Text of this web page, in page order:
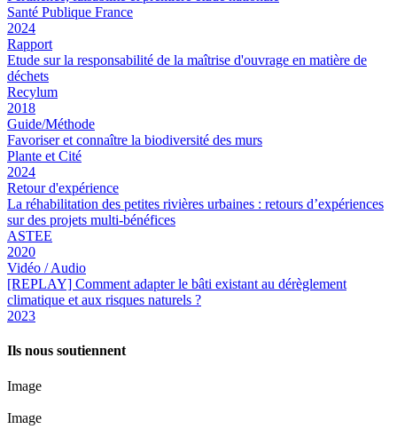
Santé Publique France
2024
Rapport
Etude sur la responsabilité de la maîtrise d'ouvrage en matière de
déchets
Recylum
2018
Guide/Méthode
Favoriser et connaître la biodiversité des murs
Plante et Cité
2024
Retour d'expérience
La réhabilitation des petites rivières urbaines : retours d’expériences
sur des projets multi-bénéfices
ASTEE
2020
Vidéo / Audio
[REPLAY] Comment adapter le bâti existant au dérèglement
climatique et aux risques naturels ?
2023
Ils nous soutiennent
Image
Image